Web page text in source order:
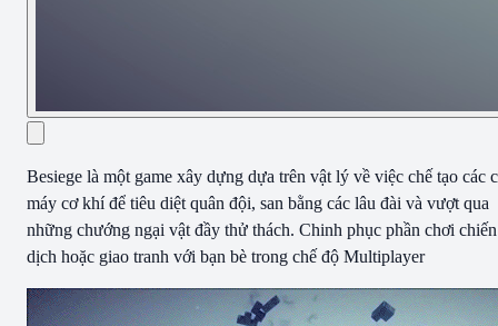
Besiege là một game xây dựng dựa trên vật lý về việc chế tạo các
máy cơ khí để tiêu diệt quân đội, san bằng các lâu đài và vượt qua
những chướng ngại vật đầy thử thách. Chinh phục phần chơi chiến
dịch hoặc giao tranh với bạn bè trong chế độ Multiplayer